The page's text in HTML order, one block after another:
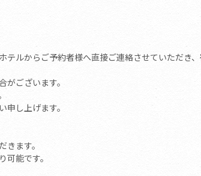
ルからご予約者様へ直接ご連絡させていただき
ございます。
し上げます。
ます。
能です。